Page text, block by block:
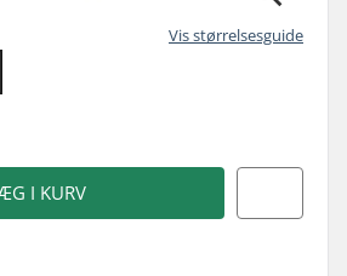
Vis størrelsesguide
I KURV